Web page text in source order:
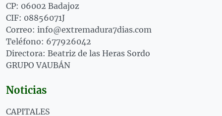
CP: 06002 Badajoz
CIF: 08856071J
Correo: info@extremadura7dias.com
Teléfono: 677926042
Directora: Beatriz de las Heras Sordo
GRUPO VAUBÁN
Noticias
CAPITALES